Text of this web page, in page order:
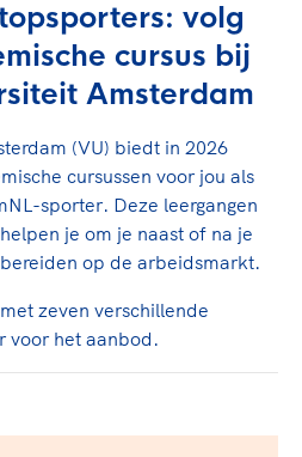
kader
Experts
topsport
volg
cursus bij
Amsterdam
(VU) biedt in 2026
cursussen voor jou als
sporter. Deze leergangen
je om je naast of na je
op de arbeidsmarkt.
zeven verschillende
voor het aanbod.